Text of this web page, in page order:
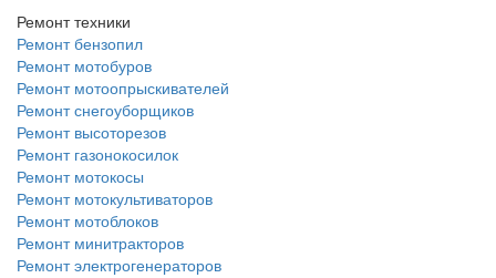
Ремонт техники
Ремонт бензопил
Ремонт мотобуров
Ремонт мотоопрыскивателей
Ремонт снегоуборщиков
Ремонт высоторезов
Ремонт газонокосилок
Ремонт мотокосы
Ремонт мотокультиваторов
Ремонт мотоблоков
Ремонт минитракторов
Ремонт электрогенераторов